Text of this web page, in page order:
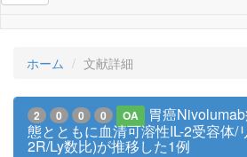
ホーム 文献詳細
2 0 0 0 OA
胃癌
態とともに血清可溶性IL-2受容体/
2R/Ly数比)が推移した1例